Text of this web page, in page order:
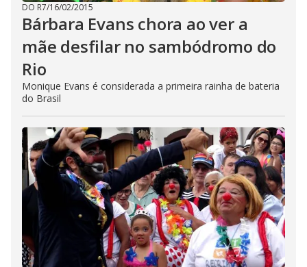
DO R7/16/02/2015
Bárbara Evans chora ao ver a
mãe desfilar no sambódromo do
Rio
Monique Evans é considerada a primeira rainha de bateria
do Brasil